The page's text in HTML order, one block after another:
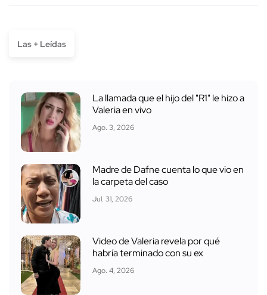
Las + Leídas
La llamada que el hijo del "R1" le hizo a
Valeria en vivo
Ago. 3, 2026
Madre de Dafne cuenta lo que vio en
la carpeta del caso
Jul. 31, 2026
Video de Valeria revela por qué
habría terminado con su ex
Ago. 4, 2026